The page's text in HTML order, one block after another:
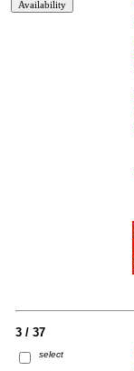
3 / 37
select